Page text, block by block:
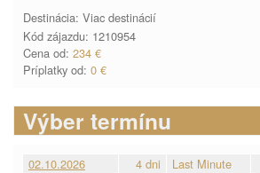
Destinácia: Viac destinácií
Kód zájazdu: 1210954
Cena od: 234 €
Príplatky od: 0 €
Výber termínu
02.10.2026 4 dni Last Minute